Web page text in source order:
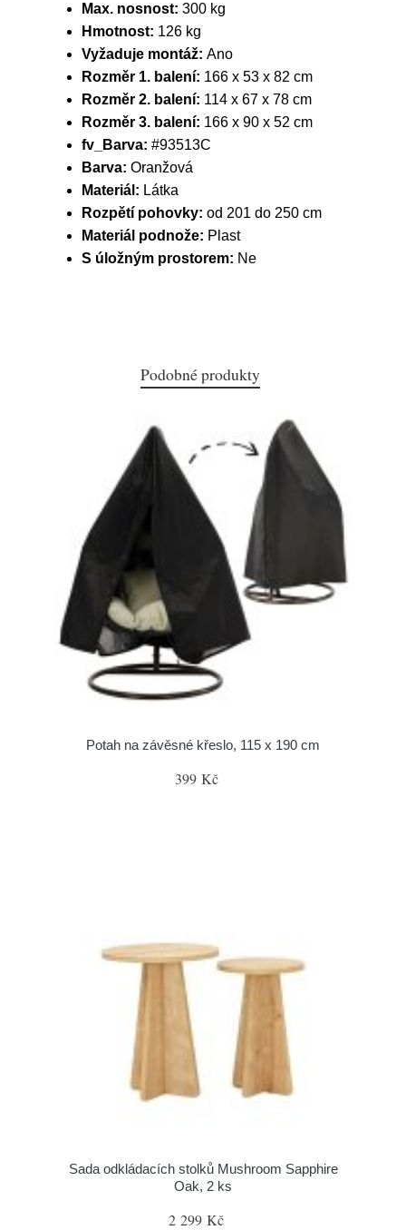
Max. nosnost: 300 kg
Hmotnost: 126 kg
Vyžaduje montáž: Ano
Rozměr 1. balení: 166 x 53 x 82 cm
Rozměr 2. balení: 114 x 67 x 78 cm
Rozměr 3. balení: 166 x 90 x 52 cm
fv_Barva: #93513C
Barva: Oranžová
Materiál: Látka
Rozpětí pohovky: od 201 do 250 cm
Materiál podnože: Plast
S úložným prostorem: Ne
Podobné produkty
Potah na závěsné křeslo, 115 x 190 cm
399 Kč
Sada odkládacích stolků Mushroom Sapphire
Oak, 2 ks
2 299 Kč